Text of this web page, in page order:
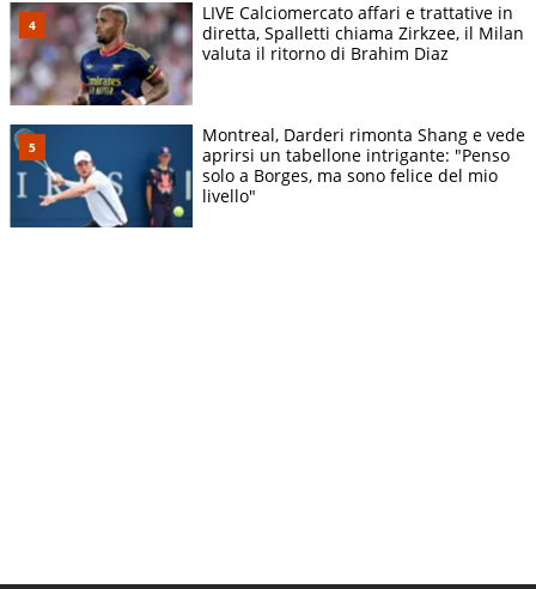
LIVE Calciomercato affari e trattative in
diretta, Spalletti chiama Zirkzee, il Milan
valuta il ritorno di Brahim Diaz
Montreal, Darderi rimonta Shang e vede
aprirsi un tabellone intrigante: "Penso
solo a Borges, ma sono felice del mio
livello"